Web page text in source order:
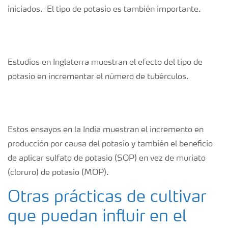
iniciados. El tipo de potasio es también importante.
Estudios en Inglaterra muestran el efecto del tipo de
potasio en incrementar el número de tubérculos.
Estos ensayos en la India muestran el incremento en
producción por causa del potasio y también el beneficio
de aplicar sulfato de potasio (SOP) en vez de muriato
(cloruro) de potasio (MOP).
Otras prácticas de cultivar
que puedan influir en el